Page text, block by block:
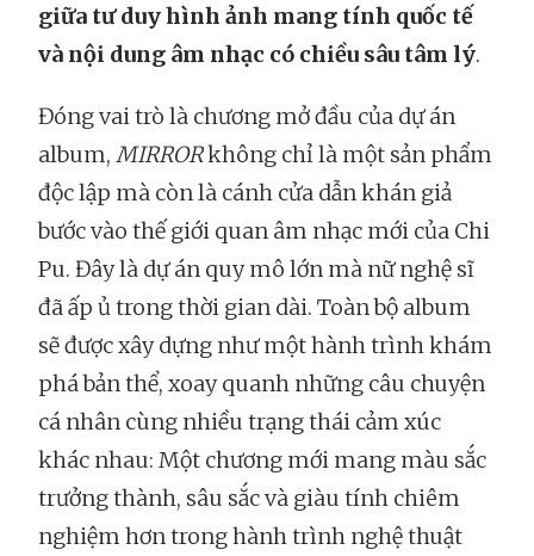
giữa tư duy hình ảnh mang tính quốc tế
và nội dung âm nhạc có chiều sâu tâm lý.
Đóng vai trò là chương mở đầu của dự án
album, MIRRORkhông chỉ là một sản phẩm
độc lập mà còn là cánh cửa dẫn khán giả
bước vào thế giới quan âm nhạc mới của Chi
Pu. Đây là dự án quy mô lớn mà nữ nghệ sĩ
đã ấp ủ trong thời gian dài. Toàn bộ album
sẽ được xây dựng như một hành trình khám
phá bản thể, xoay quanh những câu chuyện
cá nhân cùng nhiều trạng thái cảm xúc
khác nhau: Một chương mới mang màu sắc
trưởng thành, sâu sắc và giàu tính chiêm
nghiệm hơn trong hành trình nghệ thuật